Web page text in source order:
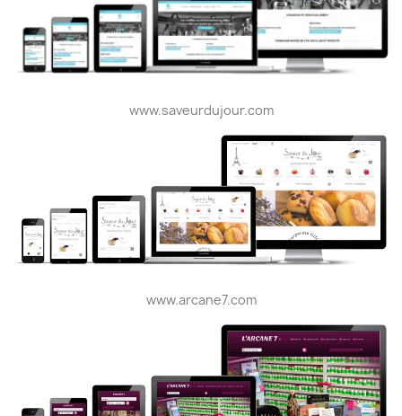
www.saveurdujour.com
www.arcane7.com